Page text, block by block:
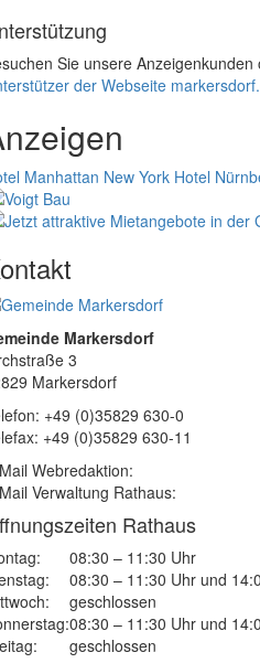
Sie unsere
der Webseite
Manhattan New York Hotel
Markersdorf
3
Markersdorf
+49 (0)35829 630-0
+49 (0)35829 630-11
Webredaktion:
Verwaltung Rathaus:
Rathaus
08:30 – 11:30 Uhr
08:30 – 11:30 Uhr und
geschlossen
08:30 – 11:30 Uhr und
geschlossen